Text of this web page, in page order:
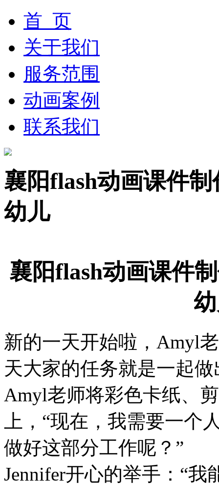
首 页
关于我们
服务范围
动画案例
联系我们
襄阳flash动画课件
幼儿
襄阳flash动画课件
新的一天开始啦，Amyl
天大家的任务就是一起
Amyl老师将彩色卡纸、
上，“现在，我需要一个
做好这部分工作呢？”
Jennifer开心的举手：“